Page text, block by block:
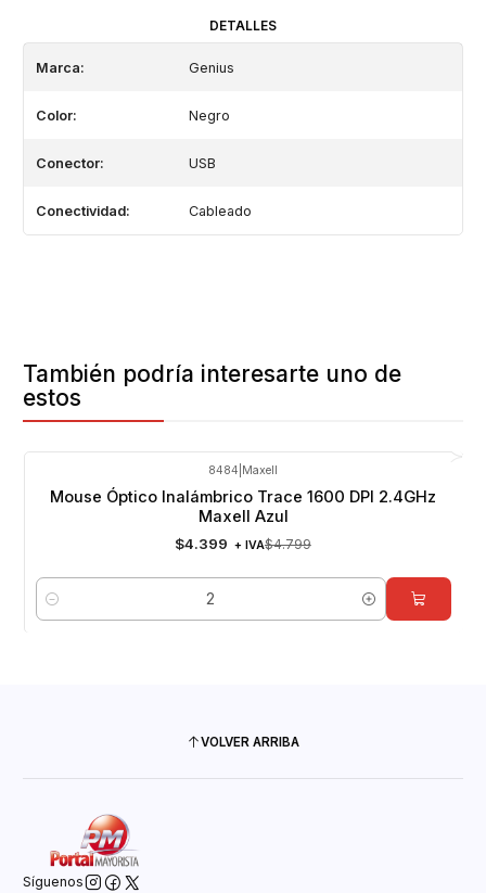
DETALLES
Marca: Genius
Color: Negro
Conector: USB
Conectividad: Cableado
También podría interesarte uno de
estos
8484 Maxell
Mouse Óptico Inalámbrico Trace 1600 DPI 2.4GHz
Maxell Azul
$4.399 + IVA$4.799
Cantidad
VOLVER ARRIBA
Síguenos